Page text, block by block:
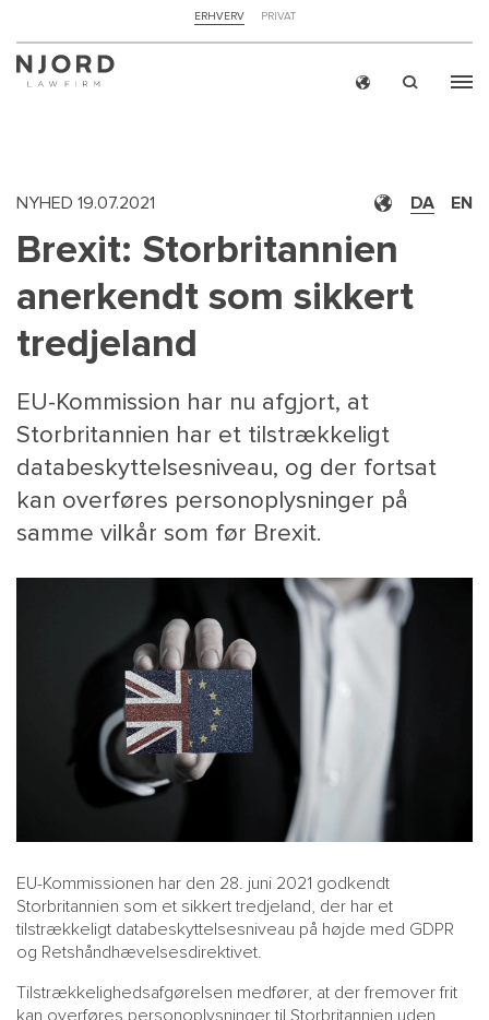
TOP
MENU
ERHVERV PRIVAT
MAIN
MENU
SMALL
HR
DA EN
NYHED 19.07.2021
Brexit: Storbritannien
anerkendt som sikkert
tredjeland
EU-Kommission har nu afgjort, at
Storbritannien har et tilstrækkeligt
databeskyttelsesniveau, og der fortsat
kan overføres personoplysninger på
samme vilkår som før Brexit.
EU-Kommissionen har den 28. juni 2021 godkendt
Storbritannien som et sikkert tredjeland, der har et
tilstrækkeligt databeskyttelsesniveau på højde med GDPR
og Retshåndhævelsesdirektivet.
Tilstrækkelighedsafgørelsen medfører, at der fremover frit